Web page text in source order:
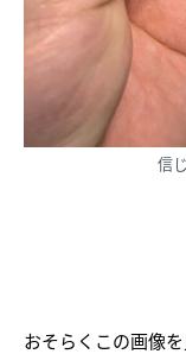
信
おそらくこの画像